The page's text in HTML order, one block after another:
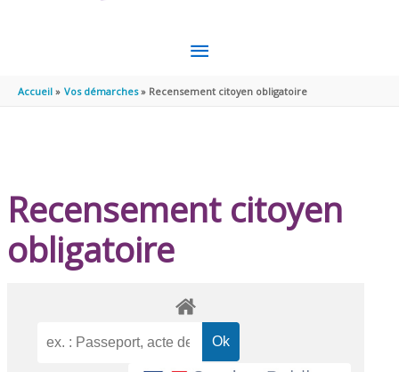
MENU
PRINCIPAL
Accueil Vos démarches Recensement citoyen obligatoire
Recensement citoyen
obligatoire